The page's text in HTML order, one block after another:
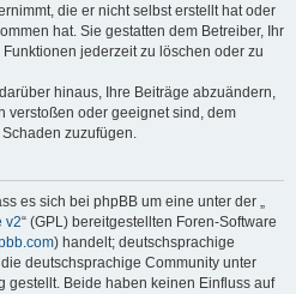
die er nicht selbst erstellt hat oder
hat. Sie gestatten dem Betreiber, Ihr
jederzeit zu löschen oder zu
hinaus, Ihre Beiträge abzuändern,
verstoßen oder geeignet sind, dem
zuzufügen.
es sich bei phpBB um eine unter der „
v2“ (GPL) bereitgestellten Foren-Software
) handelt; deutschsprachige
deutschsprachige Community unter
gestellt. Beide haben keinen Einfluss auf